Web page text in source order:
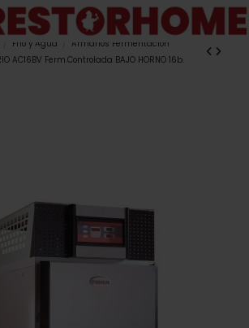
Frío y Agua
Armarios Fermentación
AC16BV Ferm.Controlada BAJO HORNO 16b.